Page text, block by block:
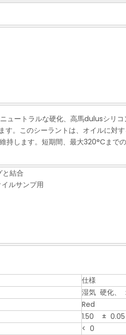
ュートラルな硬化、高馬dulusシリ
す。このシーラントは、オイルに対
します。短期間、最大320°Cまで
結合
ルサンプ用
仕様
湿気 硬化、
Red
1.50 ± 0.05
< 0